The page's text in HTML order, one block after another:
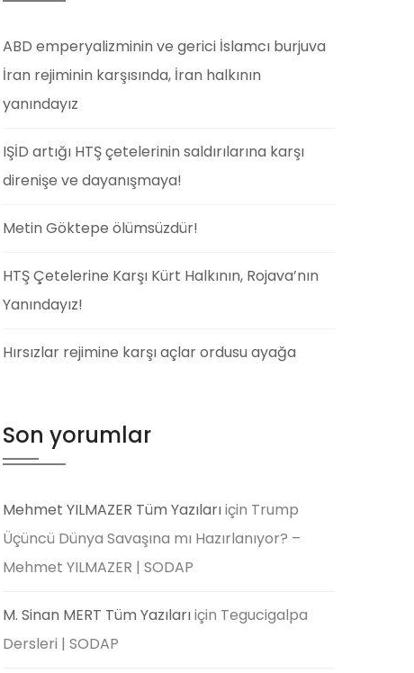
ABD emperyalizminin ve gerici İslamcı burjuva
İran rejiminin karşısında, İran halkının
yanındayız
IŞİD artığı HTŞ çetelerinin saldırılarına karşı
direnişe ve dayanışmaya!
Metin Göktepe ölümsüzdür!
HTŞ Çetelerine Karşı Kürt Halkının, Rojava’nın
Yanındayız!
Hırsızlar rejimine karşı açlar ordusu ayağa
Son yorumlar
Mehmet YILMAZER Tüm Yazılarıiçin Trump
Üçüncü Dünya Savaşına mı Hazırlanıyor? –
Mehmet YILMAZER | SODAP
M. Sinan MERT Tüm Yazılarıiçin Tegucigalpa
Dersleri | SODAP